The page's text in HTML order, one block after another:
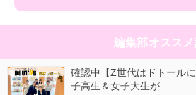
編集部オスス
確認中【Z世代はドトール
子高生＆女子大生が...